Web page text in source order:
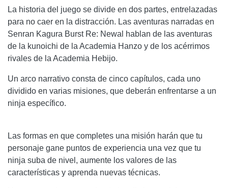
La historia del juego se divide en dos partes, entrelazadas
para no caer en la distracción. Las aventuras narradas en
Senran Kagura Burst Re: Newal hablan de las aventuras
de la kunoichi de la Academia Hanzo y de los acérrimos
rivales de la Academia Hebijo.
Un arco narrativo consta de cinco capítulos, cada uno
dividido en varias misiones, que deberán enfrentarse a un
ninja específico.
Las formas en que completes una misión harán que tu
personaje gane puntos de experiencia una vez que tu
ninja suba de nivel, aumente los valores de las
características y aprenda nuevas técnicas.